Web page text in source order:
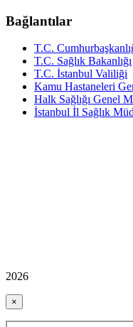
Bağlantılar
T.C.
T.C. Sağlık Bakanlığı
T.C. İstanbul Valiliği
Kamu Hastaneleri
Halk Sağlığı Genel
İstanbul İl Sağlık
2026
×